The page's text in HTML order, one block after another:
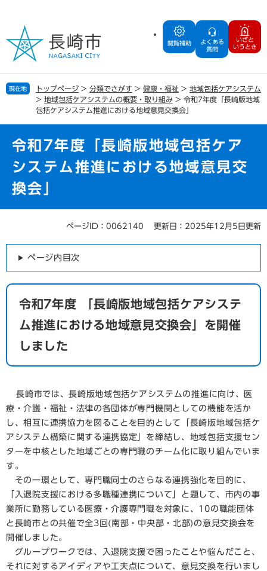
の
で
す
ー
ば
し
閲覧補助
よくある
質問
いざと
いうとき
現在地 トップページ > 分類でさがす > 健康・福祉 > 地域包括ケアシステム
> 地域包括ケアシステムの概要・取り組み > 令和7年度「長崎版地域
包括ケアシステム推進における地域意見交換会」
令和7年度「長崎版地域包括ケア
システム推進における地域意見交
換会」
ページID：0062140 更新日：2025年12月5日更新
ページ内目次
令和7年度 「長崎版地域包括ケアシステ
ム推進における地域意見交換会」を開催
しました
長崎市では、長崎版地域包括ケアシステムの推進に向け、医
療・介護・福祉・法律の各団体が専門機関としての機能を活か
し、相互に連携協力を図ることを目的として「長崎版地域包括ケ
アシステム構築に関する連携協定」を締結し、地域包括支援セン
ターを中核とした地域ごとの専門職のチーム化に取り組んでいま
す。
その一環として、専門職同士のさらなる連携強化を目的に、
「入退院支援における多職種連携について」と題して、市内の事
業所に勤務している医療・介護専門職を対象に、10の職能団体
と長崎市との共催で全3回(南部・中央部・北部)の意見交換会を
開催しました。
グループワークでは、入退院支援で困ったことや悩んだこと、
それに対するアイディアや工夫点について、意見交換を行いまし